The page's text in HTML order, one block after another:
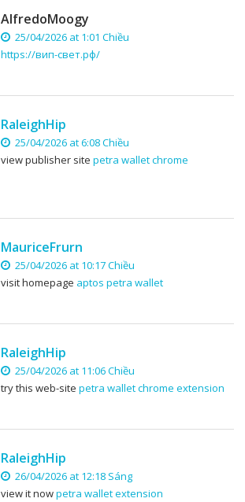
AlfredoMoogy
25/04/2026 at 1:01 Chiều
https://вип-свет.рф/
RaleighHip
25/04/2026 at 6:08 Chiều
view publisher site petra wallet chrome
MauriceFrurn
25/04/2026 at 10:17 Chiều
visit homepage aptos petra wallet
RaleighHip
25/04/2026 at 11:06 Chiều
try this web-site petra wallet chrome extension
RaleighHip
26/04/2026 at 12:18 Sáng
view it nowpetra wallet extension